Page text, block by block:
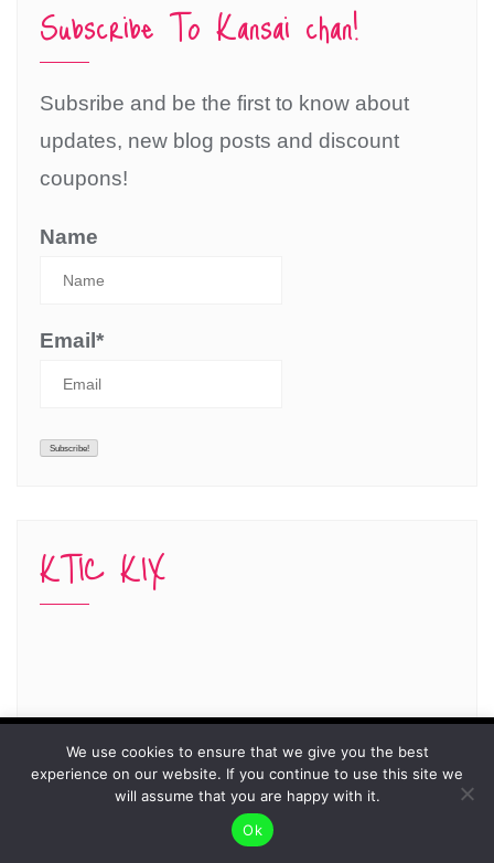
Subscribe To Kansai chan!
Subsribe and be the first to know about
updates, new blog posts and discount
coupons!
Name
Email*
KTIC KIX
To give you the best possible user experience, this
site uses cookies. By continuing to browse the site,
you agree to our use of cookies as described in our
Privacy Policy.
Accept
We use cookies to ensure that we give you the best
experience on our website. If you continue to use this site we
will assume that you are happy with it.
Ok